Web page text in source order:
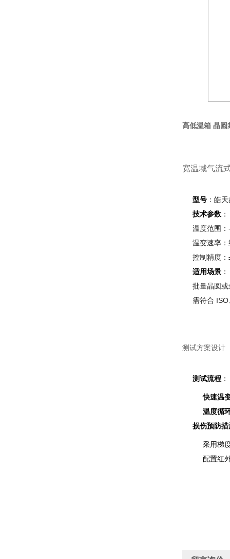
高低温箱 晶圆
宽温域气流
型号 ：皓
技术参数 ：
温度范围
温变速率
控制精度
适用场景 ：
批量晶圆
需符合
测试方案设计
测试流程 ：
快速温
温度循
损伤预防措
采用梯
配置红